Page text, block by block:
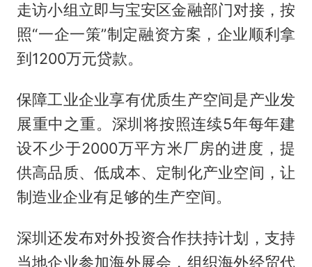
走访小组立即与宝安区金融部门对接，按
照“一企一策”制定融资方案，企业顺利拿
到1200万元贷款。
保障工业企业享有优质生产空间是产业发
展重中之重。深圳将按照连续5年每年建
设不少于2000万平方米厂房的进度，提
供高品质、低成本、定制化产业空间，让
制造业企业有足够的生产空间。
深圳还发布对外投资合作扶持计划，支持
当地企业参加海外展会，组织海外经贸代